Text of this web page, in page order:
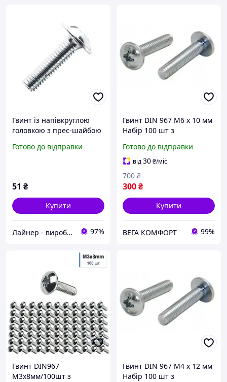
Гвинт із напівкруглою
головкою з прес-шайбою
міцний. 4.8 цинк білий
Готово до відправки
51 ₴
Купити
Лайнер - виробничо-торгова компанія 97%
Гвинт DIN 967 М6 х 10 мм
Набір 100 шт з
та Фланцем ЦБ PZ+PL
Spec
Готово до відправки
від30₴/міс
300₴
700 ₴
Купити
ВЕГА КОМФОРТ 99%
Гвинт DIN967
М3х8мм/100шт з
Гвинт DIN 967 М4 х 12 мм
Набір 100 шт з